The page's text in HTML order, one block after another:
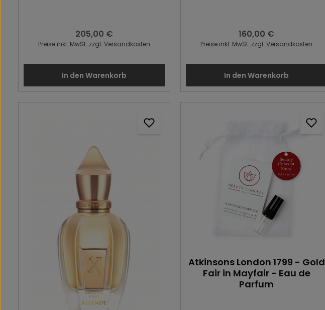
Regulärer Preis:
205,00 €
Preise inkl. MwSt. zzgl. Versandkosten
In den Warenkorb
Regulärer Preis:
160,00 €
Preise inkl. MwSt. zzgl. Versandkosten
In den Warenkorb
Atkinsons London 1799 - Gold
Fair in Mayfair - Eau de
Parfum